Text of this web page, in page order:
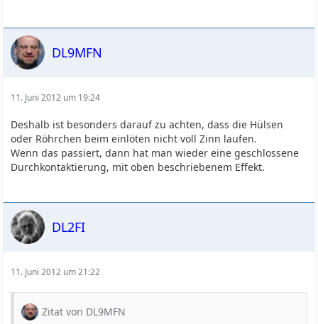
DL9MFN
11. Juni 2012 um 19:24
Deshalb ist besonders darauf zu achten, dass die Hülsen
oder Röhrchen beim einlöten nicht voll Zinn laufen.
Wenn das passiert, dann hat man wieder eine geschlossene
Durchkontaktierung, mit oben beschriebenem Effekt.
DL2FI
11. Juni 2012 um 21:22
Zitat von DL9MFN